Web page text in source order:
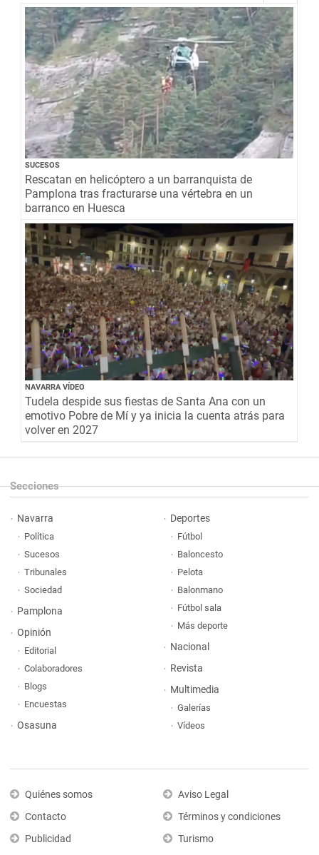
SUCESOS
Rescatan en helicóptero a un barranquista de
Pamplona tras fracturarse una vértebra en un
barranco en Huesca
NAVARRA VÍDEO
Tudela despide sus fiestas de Santa Ana con un
emotivo Pobre de Mí y ya inicia la cuenta atrás para
volver en 2027
Secciones
Navarra
Política
Sucesos
Tribunales
Sociedad
Pamplona
Opinión
Editorial
Colaboradores
Blogs
Encuestas
Osasuna
Deportes
Fútbol
Baloncesto
Pelota
Balonmano
Fútbol sala
Más deporte
Nacional
Revista
Multimedia
Galerías
Vídeos
Quiénes somos
Contacto
Publicidad
Aviso Legal
Términos y condiciones
Turismo